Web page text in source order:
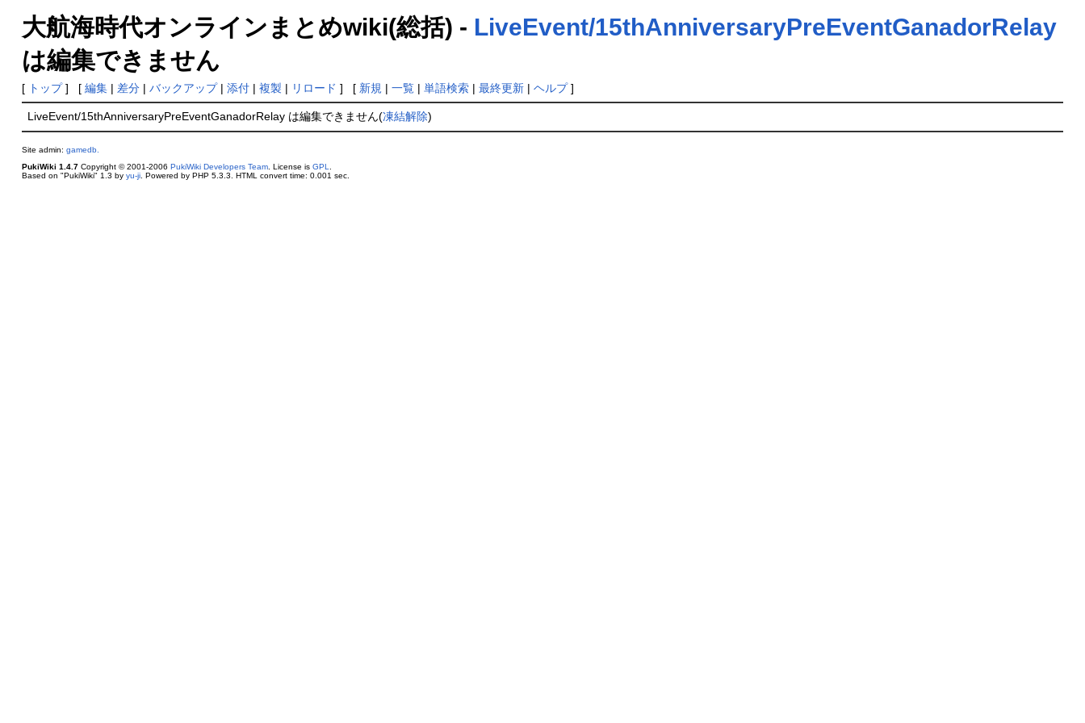
大航海時代オンラインまとめwiki(総括) - LiveEvent/15thAnniversaryPreEventGanadorRelay
は編集できません
[ トップ] [ 編集| 差分| バックアップ| 添付| 複製 | リロード ] [ 新規 | 一覧| 単語検索| 最終更新| ヘルプ]
LiveEvent/15thAnniversaryPreEventGanadorRelay は編集できません(凍結解除)
Site admin: gamedb.
PukiWiki 1.4.7Copyright © 2001-2006 PukiWiki Developers Team. License is GPL
Based on "PukiWiki" 1.3 by yu-ji. Powered by PHP 5.3.3. HTML convert time: 0.001 sec.